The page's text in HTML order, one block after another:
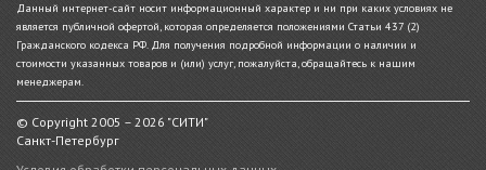
Данный интернет-сайт носит информационный характер и ни при каких условиях не
является публичной офертой, которая определяется положениями Статьи 437 (2)
Гражданского кодекса РФ. Для получения подробной информации о наличии и
стоимости указанных товаров и (или) услуг, пожалуйста, обращайтесь к нашим
менеджерам.
© Copyright 2005 – 2026 "СИТИ"
Санкт-Петербург